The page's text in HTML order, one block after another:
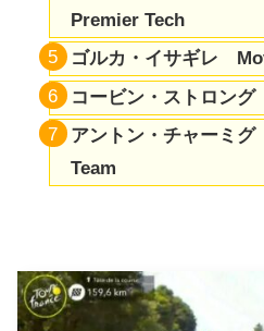
Premier Tech
ゴルカ・イサギレ
コービン・ストロン
アントン・チャーミ
Team